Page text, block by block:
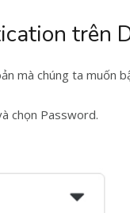
trên
mà chúng ta muốn
chọn Password.